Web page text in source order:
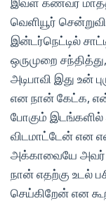
வெளியூர்
இன்டர்நெட்டில்
ஒருமுறை
அடிபாவி இது உன்
என நான் கேட்க,
போகும்
விடமாட்டேன் என
அக்காவையே அவர்
நான் எதற்கு உடல்
செய்கிறேன் என